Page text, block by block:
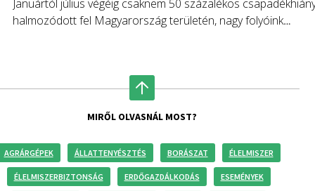
Januártól július végéig csaknem 50 százalékos
halmozódott fel Magyarország területén, nagy folyóink
mezőgazdasági vízigények kielégítése is biztosított.
MIRŐL OLVASNÁL MOST?
AGRÁRGÉPEK ÁLLATTENYÉSZTÉS BORÁSZAT ÉLELMISZER
ÉLELMISZERBIZTONSÁG ERDŐGAZDÁLKODÁS ESEMÉNYEK